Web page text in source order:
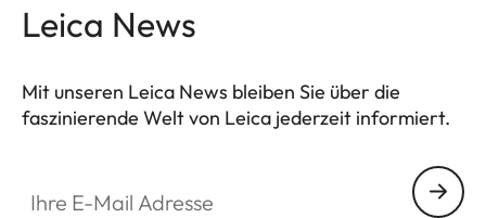
Leica News
Mit unseren Leica News bleiben Sie über die
faszinierende Welt von Leica jederzeit informiert.